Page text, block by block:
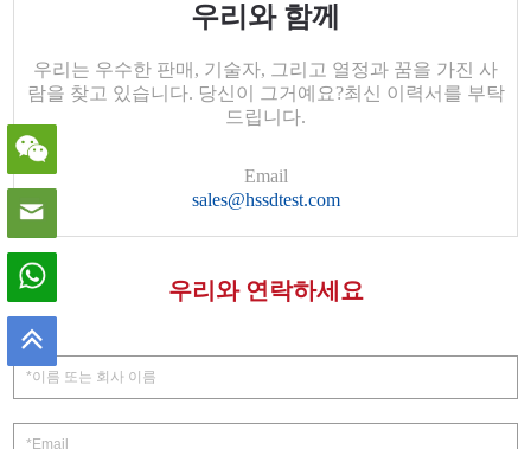
우리와 함께
우리는 우수한 판매, 기술자, 그리고 열정과 꿈을 가진 사
람을 찾고 있습니다. 당신이 그거예요?최신 이력서를 부탁
드립니다.
Email
sales@hssdtest.com
우리와 연락하세요